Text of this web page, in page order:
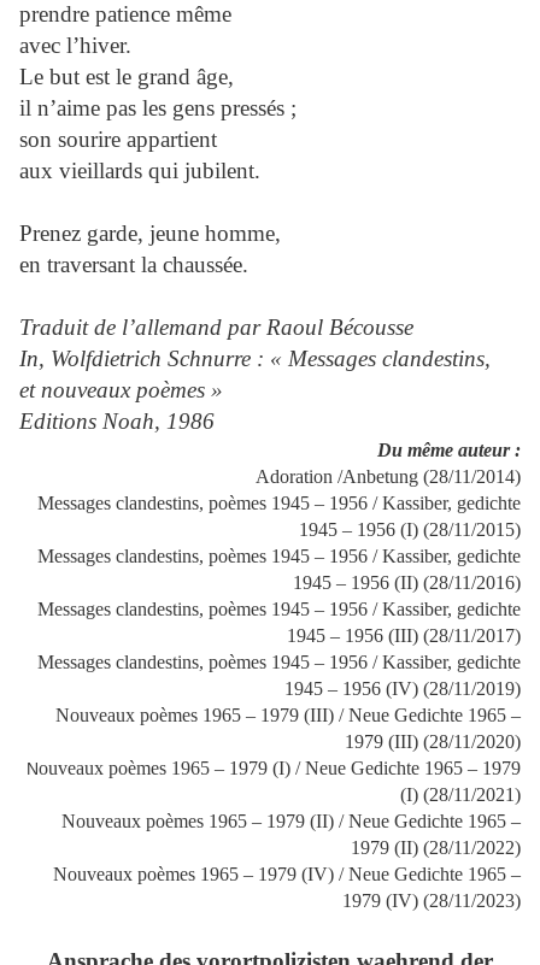
prendre patience même
avec l’hiver.
Le but est le grand âge,
il n’aime pas les gens pressés ;
son sourire appartient
aux vieillards qui jubilent.
Prenez garde, jeune homme,
en traversant la chaussée.
Traduit de l’allemand par Raoul Bécousse
In, Wolfdietrich Schnurre : « Messages clandestins,
et nouveaux poèmes »
Editions Noah, 1986
Du même auteur :
Adoration /Anbetung (28/11/2014)
Messages clandestins, poèmes 1945 – 1956 / Kassiber, gedichte
1945 – 1956 (I) (28/11/2015)
Messages clandestins, poèmes 1945 – 1956 / Kassiber, gedichte
1945 – 1956 (II) (28/11/2016)
Messages clandestins, poèmes 1945 – 1956 / Kassiber, gedichte
1945 – 1956 (III) (28/11/2017)
Messages clandestins, poèmes 1945 – 1956 / Kassiber, gedichte
1945 – 1956 (IV) (28/11/2019)
Nouveaux poèmes 1965 – 1979 (III) / Neue Gedichte 1965 –
1979 (III) (28/11/2020)
Nouveaux poèmes 1965 – 1979 (I) / Neue Gedichte 1965 – 1979
(I) (28/11/2021)
Nouveaux poèmes 1965 – 1979 (II) / Neue Gedichte 1965 –
1979 (II) (28/11/2022)
Nouveaux poèmes 1965 – 1979 (IV) / Neue Gedichte 1965 –
1979 (IV) (28/11/2023)